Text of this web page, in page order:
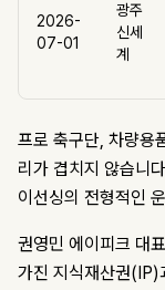
2026-
07-01
광주
신세
계
프로 축구단, 차량용
리가 겹치지 않습니
이선싱의 전형적인
권영민 에이피크 대
가진 지식재산권(IP)